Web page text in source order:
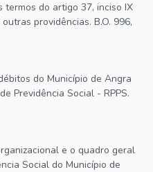
do artigo 37, inciso IX
providências. B.O. 996,
do Município de Angra
Previdência Social - RPPS.
e o quadro geral
Social do Município de